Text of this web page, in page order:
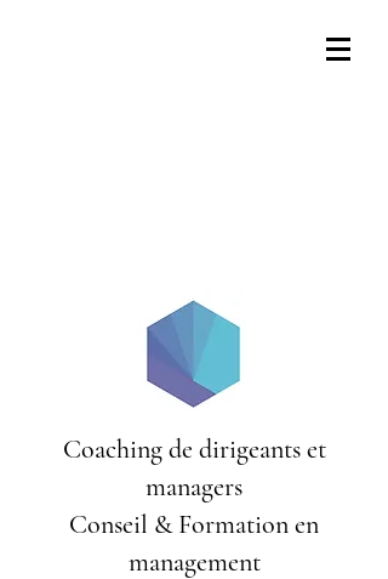
Coaching de dirigeants et
managers
Conseil & Formation en
management